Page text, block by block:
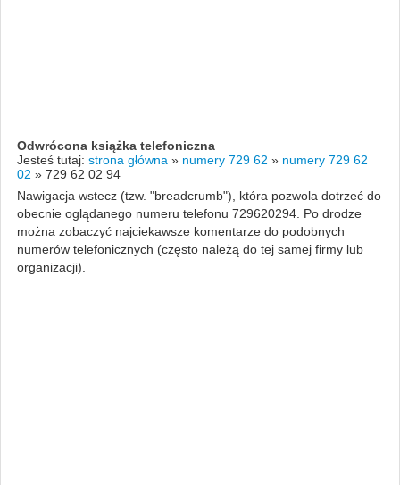
Odwrócona książka telefoniczna
Jesteś tutaj: strona główna » numery 729 62 » numery 729 62
02 » 729 62 02 94
Nawigacja wstecz (tzw. "breadcrumb"), która pozwola dotrzeć do
obecnie oglądanego numeru telefonu 729620294. Po drodze
można zobaczyć najciekawsze komentarze do podobnych
numerów telefonicznych (często należą do tej samej firmy lub
organizacji).